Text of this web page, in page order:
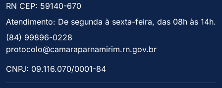
RN CEP: 59140-670
Atendimento: De segunda à sexta-feira, das 08h às 14h.
(84) 99896-0228
protocolo@camaraparnamirim.rn.gov.br
CNPJ: 09.116.070/0001-84